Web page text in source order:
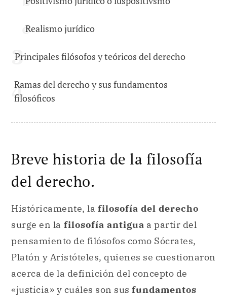
Realismo jurídico
Principales filósofos y teóricos del derecho
Ramas del derecho y sus fundamentos
filosóficos
Breve historia de la filosofía
del derecho.
Históricamente, la filosofía del derecho
surge en la filosofía antigua a partir del
pensamiento de filósofos como Sócrates,
Platón y Aristóteles, quienes se cuestionaron
acerca de la definición del concepto de
«justicia» y cuáles son sus fundamentos